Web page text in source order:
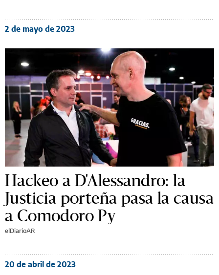
2 de mayo de 2023
Hackeo a D'Alessandro: la
Justicia porteña pasa la causa
a Comodoro Py
elDiarioAR
20 de abril de 2023